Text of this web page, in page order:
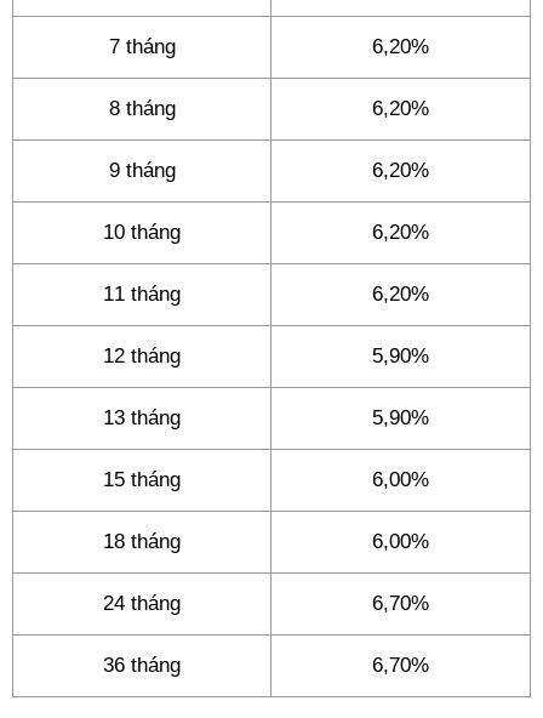
7 tháng 6,20%
8 tháng 6,20%
9 tháng 6,20%
10 tháng 6,20%
11 tháng 6,20%
12 tháng 5,90%
13 tháng 5,90%
15 tháng 6,00%
18 tháng 6,00%
24 tháng 6,70%
36 tháng 6,70%